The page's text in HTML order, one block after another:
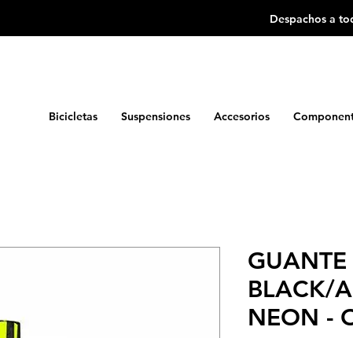
Despachos a
Bicicletas Suspensiones Accesorios
GUANTE
BLACK/
NEON -